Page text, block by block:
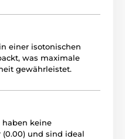
einer isotonischen
was maximale
gewährleistet.
haben keine
(0.00) und sind ideal